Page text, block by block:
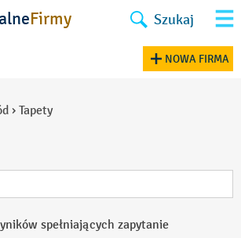
Firmy Szukaj
NOWA FIRMA
› Tapety
spełniających zapytanie